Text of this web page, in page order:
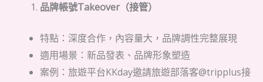
品牌帳號Takeover（接管）
特點：深度合作，內容量大，品牌調性完整展現
適用場景：新品發表、品牌形象塑造
案例：旅遊平台KKday邀請旅遊部落客@tripplus接